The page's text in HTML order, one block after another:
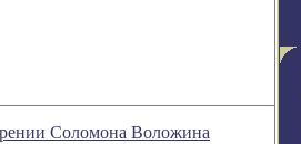
Соломона Воложина